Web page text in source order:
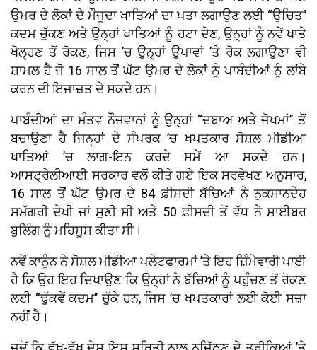
ਉਮਰ ਦੇ ਲੋਕਾਂ ਦੇ ਮੌਜੂਦਾ ਖਾਤਿਆਂ ਦਾ ਪਤਾ ਲਗਾਉਣ ਲਈ ‘‘ਉਚਿਤ’’
ਕਦਮ ਚੁੱਕਣ ਅਤੇ ਉਨ੍ਹਾਂ ਖਾਤਿਆਂ ਨੂੰ ਹਟਾ ਦੇਣ, ਉਨ੍ਹਾਂ ਨੂੰ ਨਵੇਂ ਖਾਤੇ
ਖੋਲ੍ਹਣ ਤੋਂ ਰੋਕਣ, ਜਿਸ ’ਚ ਉਨ੍ਹਾਂ ਉਪਾਵਾਂ ’ਤੇ ਰੋਕ ਲਗਾਉਣਾ ਵੀ
ਸ਼ਾਮਲ ਹੈ ਜੋ 16 ਸਾਲ ਤੋਂ ਘੱਟ ਉਮਰ ਦੇ ਲੋਕਾਂ ਨੂੰ ਪਾਬੰਦੀਆਂ ਨੂੰ ਲਾਂਬੇ
ਕਰਨ ਦੀ ਇਜਾਜ਼ਤ ਦੇ ਸਕਦੇ ਹਨ।
ਪਾਬੰਦੀਆਂ ਦਾ ਮੰਤਵ ਨੌਜਵਾਨਾਂ ਨੂੰ ਉਨ੍ਹਾਂ ‘‘ਦਬਾਅ ਅਤੇ ਜੋਖਮਾਂ’’ ਤੋਂ
ਬਚਾਉਣਾ ਹੈ ਜਿਨ੍ਹਾਂ ਦੇ ਸੰਪਰਕ ’ਚ ਖਪਤਕਾਰ ਸੋਸ਼ਲ ਮੀਡੀਆ
ਖਾਤਿਆਂ ’ਚ ਲਾਗ-ਇਨ ਕਰਦੇ ਸਮੇਂ ਆ ਸਕਦੇ ਹਨ।
ਆਸਟ੍ਰੇਲੀਆਈ ਸਰਕਾਰ ਵਲੋਂ ਕੀਤੇ ਗਏ ਇਕ ਸਰਵੇਖਣ ਅਨੁਸਾਰ,
16 ਸਾਲ ਤੋਂ ਘੱਟ ਉਮਰ ਦੇ 84 ਫ਼ੀਸਦੀ ਬੱਚਿਆਂ ਨੇ ਨੁਕਸਾਨਦੇਹ
ਸਮੱਗਰੀ ਦੇਖੀ ਜਾਂ ਸੁਣੀ ਸੀ ਅਤੇ 50 ਫ਼ੀਸਦੀ ਤੋਂ ਵੱਧ ਨੇ ਸਾਈਬਰ
ਬੁਲਿੰਗ ਨੂੰ ਮਹਿਸੂਸ ਕੀਤਾ ਸੀ।
ਨਵੇਂ ਕਾਨੂੰਨ ਨੇ ਸੋਸ਼ਲ ਮੀਡੀਆ ਪਲੇਟਫਾਰਮਾਂ ’ਤੇ ਇਹ ਜ਼ਿੰਮੇਵਾਰੀ ਪਾਈ
ਹੈ ਕਿ ਉਹ ਇਹ ਦਿਖਾਉਣ ਕਿ ਉਨ੍ਹਾਂ ਨੇ ਬੱਚਿਆਂ ਨੂੰ ਪਹੁੰਚਣ ਤੋਂ ਰੋਕਣ
ਲਈ ‘‘ਢੁੱਕਵੇਂ ਕਦਮ’’ ਚੁੱਕੇ ਹਨ, ਜਿਸ ’ਚ ਖਪਤਕਾਰਾਂ ਲਈ ਕੋਈ ਸਜ਼ਾ
ਨਹੀਂ ਹੈ।